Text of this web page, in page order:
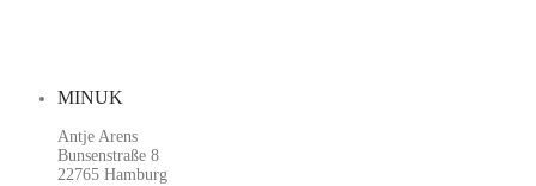
MINUK
Antje Arens
Bunsenstraße 8
22765 Hamburg